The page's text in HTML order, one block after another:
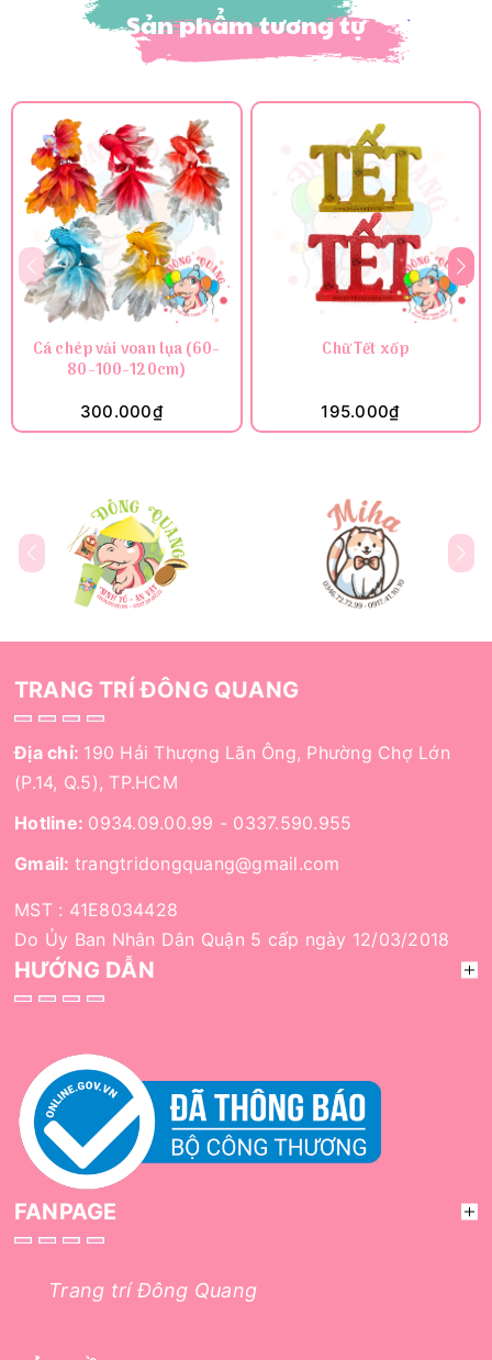
Sản phẩm tương tự
Cá chép vải voan lụa (60-
80-100-120cm)
300.000₫
Chữ Tết xốp
195.000₫
TRANG TRÍ ĐÔNG QUANG
Địa chỉ: 190 Hải Thượng Lãn Ông, Phường Chợ Lớn
(P.14, Q.5), TP.HCM
Hotline: 0934.09.00.99 - 0337.590.955
Gmail: trangtridongquang@gmail.com
MST : 41E8034428
Do Ủy Ban Nhân Dân Quận 5 cấp ngày 12/03/2018
HƯỚNG DẪN
FANPAGE
Trang trí Đông Quang